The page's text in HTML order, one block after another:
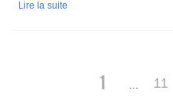
Lire la suite
1 11